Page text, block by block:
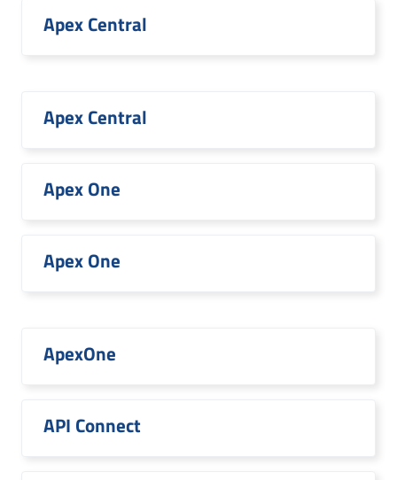
Apex Central
Apex Central
Apex One
Apex One
ApexOne
API Connect